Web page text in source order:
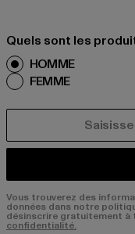
Quels sont les
HOMME
FEMME
Vous trouverez des
données dans notre
désinscrire gratuitement à
confidentialité.